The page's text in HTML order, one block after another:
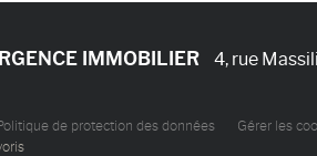
IMMOBILIER 4, rue
de protection des données Gérer les